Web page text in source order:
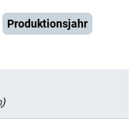
Produktionsjahr
)